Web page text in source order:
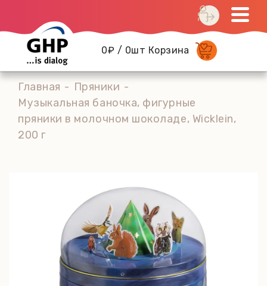
0₽ / 0шт Корзина
Главная
Пряники
Музыкальная баночка, фигурные
пряники в молочном шоколаде, Wicklein,
200 г